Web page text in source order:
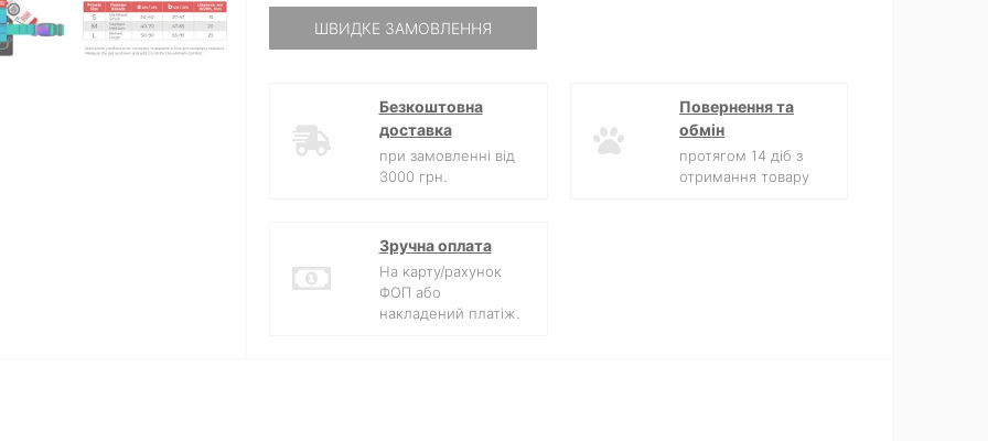
ШВИДКЕ ЗАМОВЛЕННЯ
Безкоштовна
доставка
при замовленні від
3000 грн.
Повернення та
обмін
протягом 14 діб з
отримання товару
Зручна оплата
На карту/рахунок
ФОП або
накладений платіж.